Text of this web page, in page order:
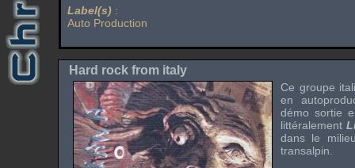
Label(s) :
Auto Production
Hard rock from italy
Ce groupe
en
démo sortie
littéralement
dans le
transalpin.